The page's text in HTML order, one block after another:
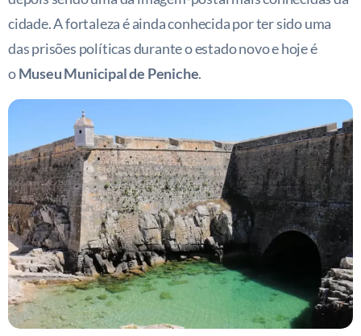
cidade. A fortaleza é ainda conhecida por ter sido uma
das prisões políticas durante o estado novo e hoje é
oMuseu Municipal de Peniche.